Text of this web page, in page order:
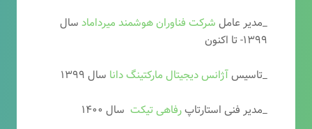
_مدیر عامل شرکت فناوران هوشمند میرداماد سال
۱۳۹۹- تا اکنون
_تاسیسآژانس دیجیتال مارکتینگ دانا سال ۱۳۹۹
_مدیر فنی استارتاپرفاهی تیکت سال ۱۴۰۰